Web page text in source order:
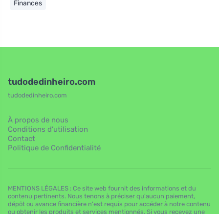
Finances
tudodedinheiro.com
tudodedinheiro.com
À propos de nous
Conditions d’utilisation
Contact
Politique de Confidentialité
MENTIONS LÉGALES : Ce site web fournit des informations et du
contenu pertinents. Nous tenons à préciser qu'aucun paiement,
dépôt ou avance financière n'est requis pour accéder à notre contenu
ou obtenir les produits et services mentionnés. Si vous recevez une